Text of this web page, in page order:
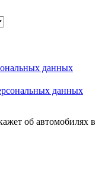
данных
данных
об автомобилях в